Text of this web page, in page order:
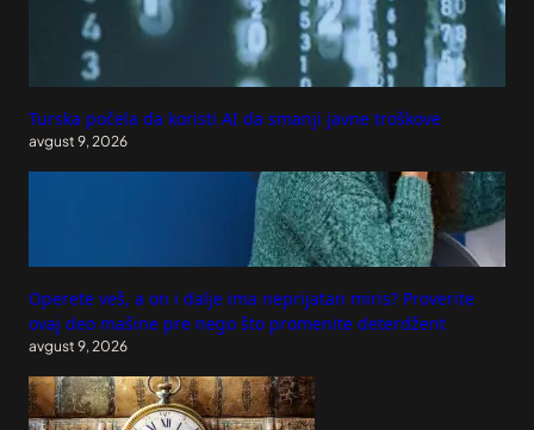
Turska počela da koristi AI da smanji javne troškove
avgust 9, 2026
Operete veš, a on i dalje ima neprijatan miris? Proverite
ovaj deo mašine pre nego što promenite deterdžent
avgust 9, 2026